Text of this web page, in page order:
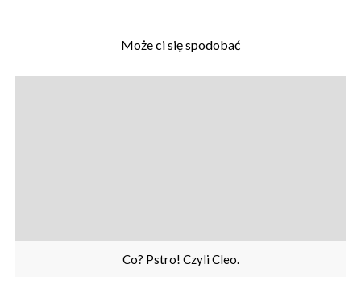
Może ci się spodobać
Co? Pstro! Czyli Cleo.